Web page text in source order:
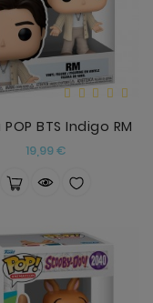
BTS Indigo RM
19,99 €Precio